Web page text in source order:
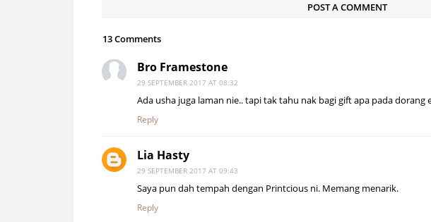
POST A COMMENT
13 Comments
Bro Framestone
29 SEPTEMBER 2017 AT 08:32
Ada usha juga laman nie.. tapi tak tahu nak bagi gift apa pada dorang
Reply
Lia Hasty
29 SEPTEMBER 2017 AT 09:43
Saya pun dah tempah dengan Printcious ni. Memang menarik.
Reply